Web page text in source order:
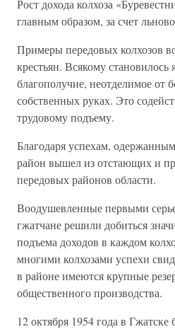
Рост дохода колхоза
главным образом, за счет
Примеры передовых колхозов
крестьян. Всякому становилось
благополучие, неотделимое от
собственных руках. Это
трудовому подъему.
Благодаря успехам,
район вышел из отстающих и
передовых районов области.
Воодушевленные первыми
гжатчане решили добиться
подъема доходов в каждом
многими колхозами успехи
в районе имеются крупные
общественного производства.
12 октября 1954 года в